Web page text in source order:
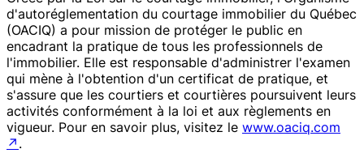
d'autoréglementation du courtage immobilier du Québec
(OACIQ) a pour mission de protéger le public en
encadrant la pratique de tous les professionnels de
l'immobilier. Elle est responsable d'administrer l'examen
qui mène à l'obtention d'un certificat de pratique, et
s'assure que les courtiers et courtières poursuivent leurs
activités conformément à la loi et aux règlements en
vigueur. Pour en savoir plus, visitez le www.oaciq.com
↗ .